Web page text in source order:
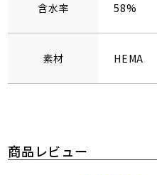
含水率 58%
素材 HEMA
商品レビュー